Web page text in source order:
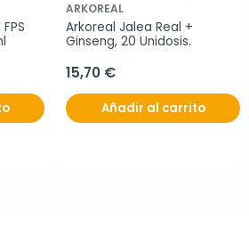
ARKOREAL
Arkoreal Jalea Real +
Ginseng, 20 Unidosis.
15,70 €
Añadir al carrito